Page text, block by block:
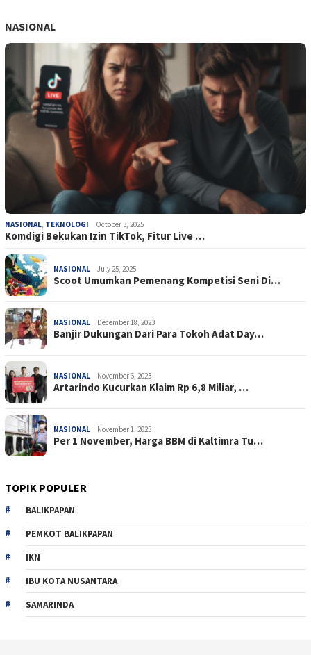
NASIONAL
NASIONAL, TEKNOLOGI October 3, 2025
Komdigi Bekukan Izin TikTok, Fitur Live …
NASIONAL July 25, 2025
Scoot Umumkan Pemenang Kompetisi Seni Di…
NASIONAL December 18, 2023
Banjir Dukungan Dari Para Tokoh Adat Day…
NASIONAL November 6, 2023
Artarindo Kucurkan Klaim Rp 6,8 Miliar, …
NASIONAL November 1, 2023
Per 1 November, Harga BBM di Kaltimra Tu…
TOPIK POPULER
BALIKPAPAN
PEMKOT BALIKPAPAN
IKN
IBU KOTA NUSANTARA
SAMARINDA